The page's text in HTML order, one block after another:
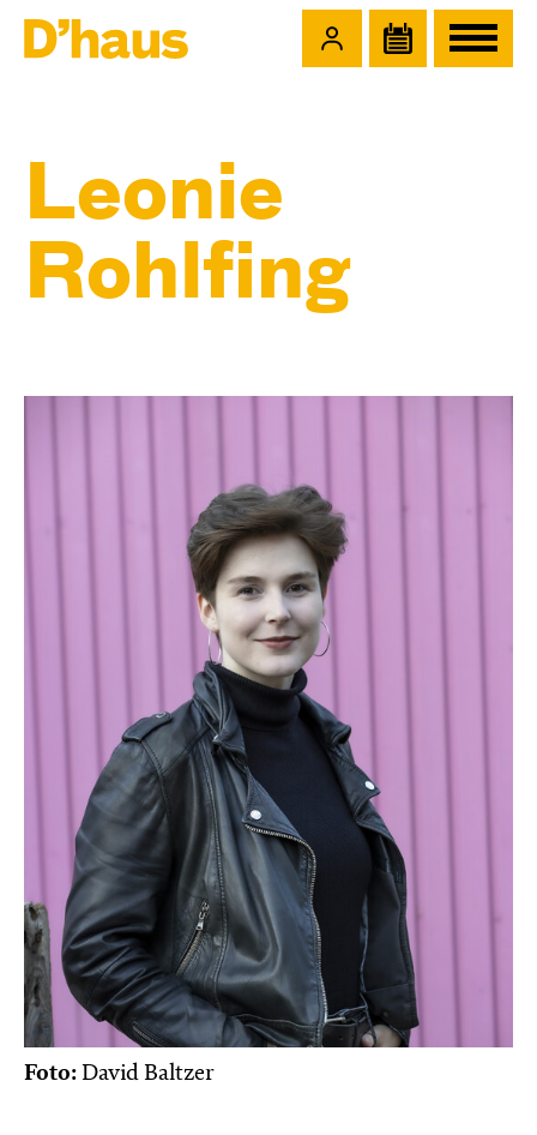
Leonie
Rohlfing
Foto: David Baltzer